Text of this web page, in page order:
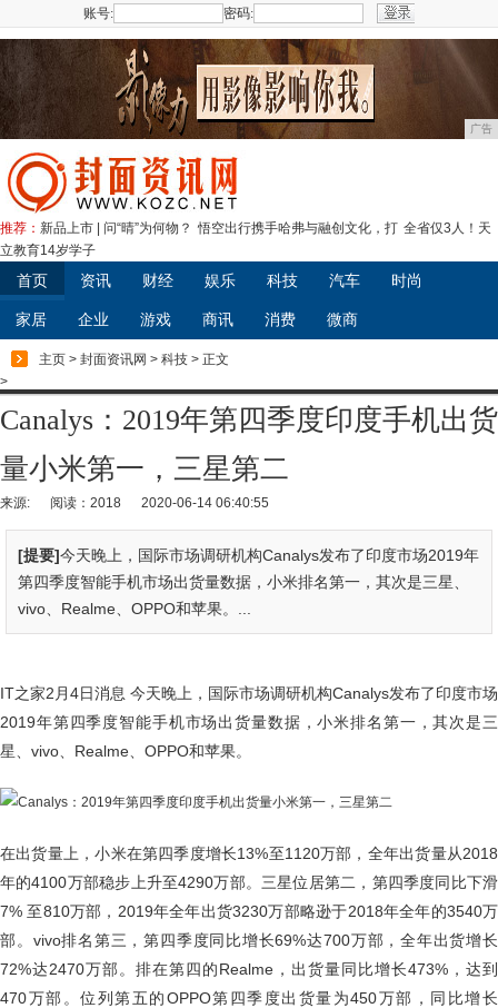
账号: 密码:
广告
推荐： 新品上市 | 问“晴”为何物？ 悟空出行携手哈弗与融创文化，打 全省仅3人！天
立教育14岁学子
首页 资讯 财经 娱乐 科技 汽车 时尚
家居 企业 游戏 商讯 消费 微商
主页 > 封面资讯网 > 科技 > 正文
>
Canalys：2019年第四季度印度手机出货
量小米第一，三星第二
来源: 阅读：2018 2020-06-14 06:40:55
[提要]今天晚上，国际市场调研机构Canalys发布了印度市场2019年
第四季度智能手机市场出货量数据，小米排名第一，其次是三星、
vivo、Realme、OPPO和苹果。...
IT之家2月4日消息 今天晚上，国际市场调研机构Canalys发布了印度市场
2019年第四季度智能手机市场出货量数据，小米排名第一，其次是三
星、vivo、Realme、OPPO和苹果。
在出货量上，小米在第四季度增长13%至1120万部，全年出货量从2018
年的4100万部稳步上升至4290万部。三星位居第二，第四季度同比下滑
7% 至810万部，2019年全年出货3230万部略逊于2018年全年的3540万
部。vivo排名第三，第四季度同比增长69%达700万部，全年出货增长
72%达2470万部。排在第四的Realme，出货量同比增长473%，达到
470万部。位列第五的OPPO第四季度出货量为450万部，同比增长